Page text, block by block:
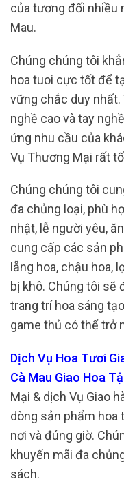
của tương đối nhiều
Mau.
Chúng chúng tôi
hoa tuoi cực tốt để
vững chắc duy nhất.
nghề cao và tay
ứng nhu cầu của
Vụ Thương Mại rất
Chúng chúng tôi
đa chủng loại, phù
nhật, lễ người yêu,
cung cấp các sản
lẵng hoa, chậu hoa,
bị khô. Chúng tôi sẽ
trang trí hoa sáng
game thủ có thể trở
Dịch Vụ Hoa Tươi
Cà Mau Giao Hoa
Mại & dịch Vụ Giao
dòng sản phẩm hoa
nơi và đúng giờ.
khuyến mãi đa
sách.